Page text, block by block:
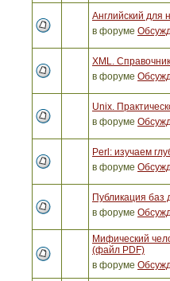
Английский для
в форуме
XML. Справочник
в форуме
Unix.
в форуме
Perl: изучаем
в форуме
Публикация баз
в форуме
Мифический
(файл PDF)
в форуме